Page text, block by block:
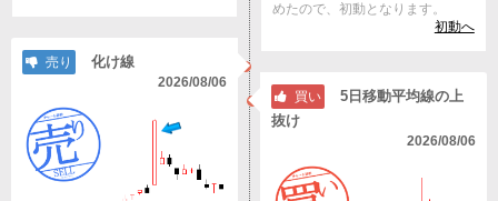
めたので、初動となります。
初動へ
売り 化け線
2026/08/06
買い
5日移動平均線の上
抜け
2026/08/06